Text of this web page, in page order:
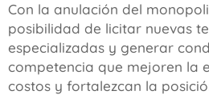
Con la anulación del
posibilidad de licitar nuevas
especializadas y generar
competencia que mejoren la
costos y fortalezcan la